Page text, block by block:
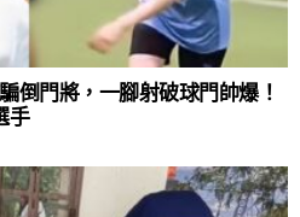
門將，一腳射破球門帥爆！
手